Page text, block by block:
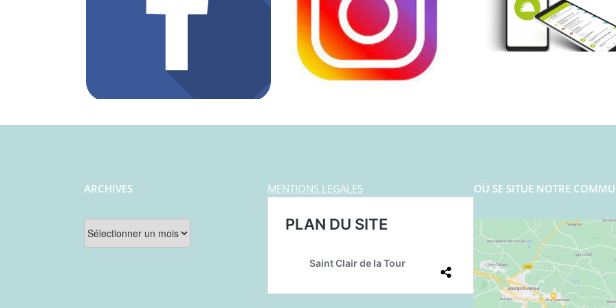
ARCHIVES
Archives
MENTIONS LEGALES OÙ SE SITUE NOTRE